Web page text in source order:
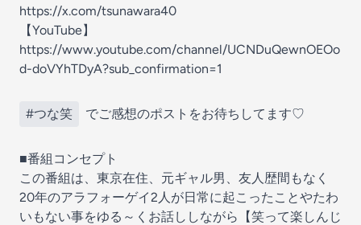
⁠⁠⁠⁠⁠⁠⁠⁠⁠⁠⁠⁠https://x.com/tsunawara40⁠⁠⁠⁠⁠⁠⁠⁠⁠⁠⁠⁠
【YouTube】
⁠⁠⁠⁠⁠⁠⁠⁠⁠⁠⁠⁠https://www.youtube.com/channel/UCNDuQewnOEOo
d-doVYhTDyA?sub_confirmation=1⁠⁠⁠⁠⁠⁠⁠⁠⁠⁠⁠⁠
#つな笑 でご感想のポストをお待ちしてます♡
■番組コンセプト
この番組は、東京在住、元ギャル男、友人歴間もなく
20年のアラフォーゲイ2人が日常に起こったことやたわ
いもない事をゆる～くお話ししながら【笑って楽しんじ